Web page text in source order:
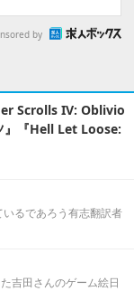
by
Scrolls IV: Oblivio
』『Hell Let Loose:
るであろう有志翻訳者
吉田さんのゲーム絵日